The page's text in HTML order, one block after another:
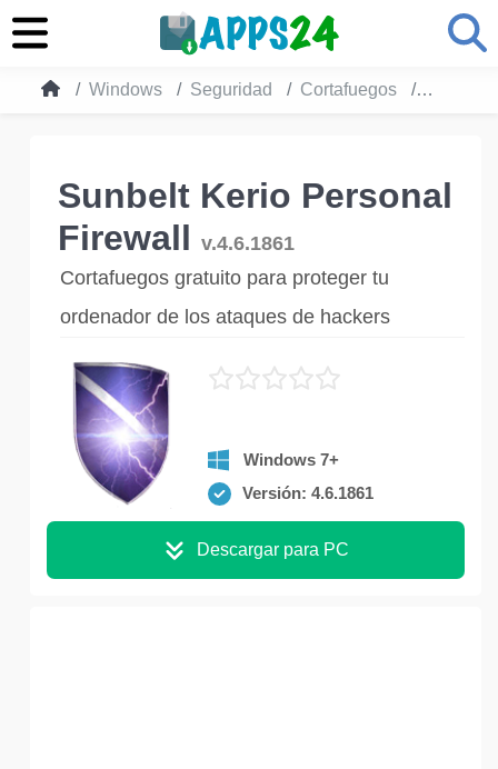
Windows Seguridad Cortafuegos Sunbelt
Sunbelt Kerio Personal
Firewall v.4.6.1861
Cortafuegos gratuito para proteger tu
ordenador de los ataques de hackers
Windows 7+
Versión: 4.6.1861
Descargar para PC